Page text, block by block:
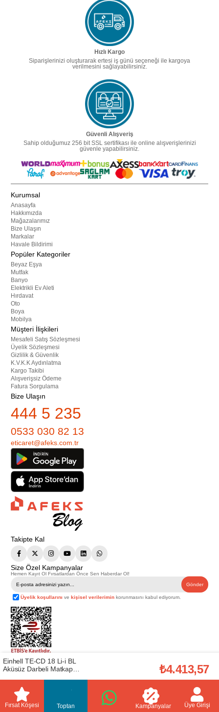
Hızlı Kargo
Siparişlerinizi oluşturarak ertesi iş günü seçeneği ile kargoya
verilmesini sağlayabilirsiniz.
Güvenli Alışveriş
Sahip olduğumuz 256 bit SSL sertifikası ile online alışverişlerinizi
güvenle yapabilirsiniz.
Kurumsal
Anasayfa
Hakkımızda
Mağazalarımız
Bize Ulaşın
Markalar
Havale Bildirimi
Popüler Kategoriler
Beyaz Eşya
Mutfak
Banyo
Elektrikli Ev Aleti
Hırdavat
Oto
Boya
Mobilya
Müşteri İlişkileri
Mesafeli Satış Sözleşmesi
Üyelik Sözleşmesi
Gizlilik & Güvenlik
K.V.K.K Aydınlatma
Kargo Takibi
Alışverişsiz Ödeme
Fatura Sorgulama
Bize Ulaşın
444 5 235
0533 030 82 13
eticaret@afeks.com.tr
Takipte Kal
Size Özel Kampanyalar
Hemen Kayıt Ol Fırsatlardan Önce Sen Haberdar Ol!
Gönder
Üyelik koşullarını vekişisel verilerimin korunmasını kabul ediyorum.
Telif Hakkı © 2026
. Tüm hakları saklıdır.
Bu web sitesindeki tüm ürünler ticari amaçlıdır. Web sitemizde yer alan
görsel ve yazılı içerikler firmamıza ait olup, firmamızın yazılı izni alınmadan
başka yerlerde kullanılamaz. İçeriklerin izin alınmadan kopyalanması ve
kullanılması 5846 sayılı Fikir ve Sanat Eserleri Yasasına göre suçtur.
Fırsat Köşesi
Toptan Kampanyalar Üye Girişi
Einhell TE-CD 18 Li-i BL
Aküsüz Darbeli Matkap
₺4.413,57